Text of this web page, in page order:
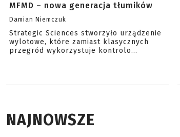
MFMD – nowa generacja tłumików
Damian Niemczuk
Strategic Sciences stworzyło urządzenie
wylotowe, które zamiast klasycznych
przegród wykorzystuje kontrolo...
NAJNOWSZE